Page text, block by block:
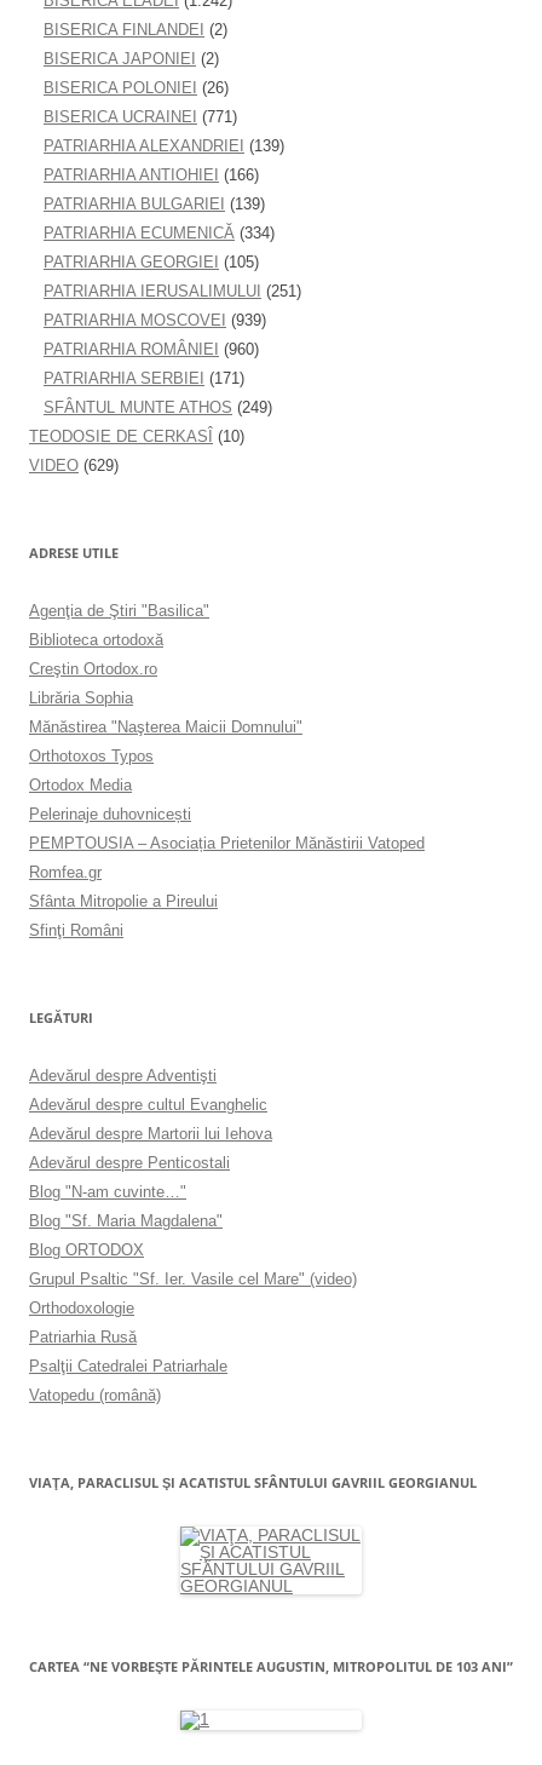
BISERICA FINLANDEI (2)
BISERICA JAPONIEI (2)
BISERICA POLONIEI (26)
BISERICA UCRAINEI (771)
PATRIARHIA ALEXANDRIEI (139)
PATRIARHIA ANTIOHIEI (166)
PATRIARHIA BULGARIEI (139)
PATRIARHIA ECUMENICĂ (334)
PATRIARHIA GEORGIEI (105)
PATRIARHIA IERUSALIMULUI (251)
PATRIARHIA MOSCOVEI (939)
PATRIARHIA ROMÂNIEI (960)
PATRIARHIA SERBIEI (171)
SFÂNTUL MUNTE ATHOS (249)
TEODOSIE DE CERKASÎ (10)
VIDEO (629)
ADRESE UTILE
Agenţia de Ştiri "Basilica"
Biblioteca ortodoxă
Creştin Ortodox.ro
Librăria Sophia
Mănăstirea "Naşterea Maicii Domnului"
Orthotoxos Typos
Ortodox Media
Pelerinaje duhovnicești
PEMPTOUSIA – Asociația Prietenilor Mănăstirii Vatoped
Romfea.gr
Sfânta Mitropolie a Pireului
Sfinţi Români
LEGĂTURI
Adevărul despre Adventişti
Adevărul despre cultul Evanghelic
Adevărul despre Martorii lui Iehova
Adevărul despre Penticostali
Blog "N-am cuvinte…"
Blog "Sf. Maria Magdalena"
Blog ORTODOX
Grupul Psaltic "Sf. Ier. Vasile cel Mare" (video)
Orthodoxologie
Patriarhia Rusă
Psalţii Catedralei Patriarhale
Vatopedu (română)
VIAŢA, PARACLISUL ŞI ACATISTUL SFÂNTULUI GAVRIIL GEORGIANUL
CARTEA “NE VORBEŞTE PĂRINTELE AUGUSTIN, MITROPOLITUL DE 103 ANI”